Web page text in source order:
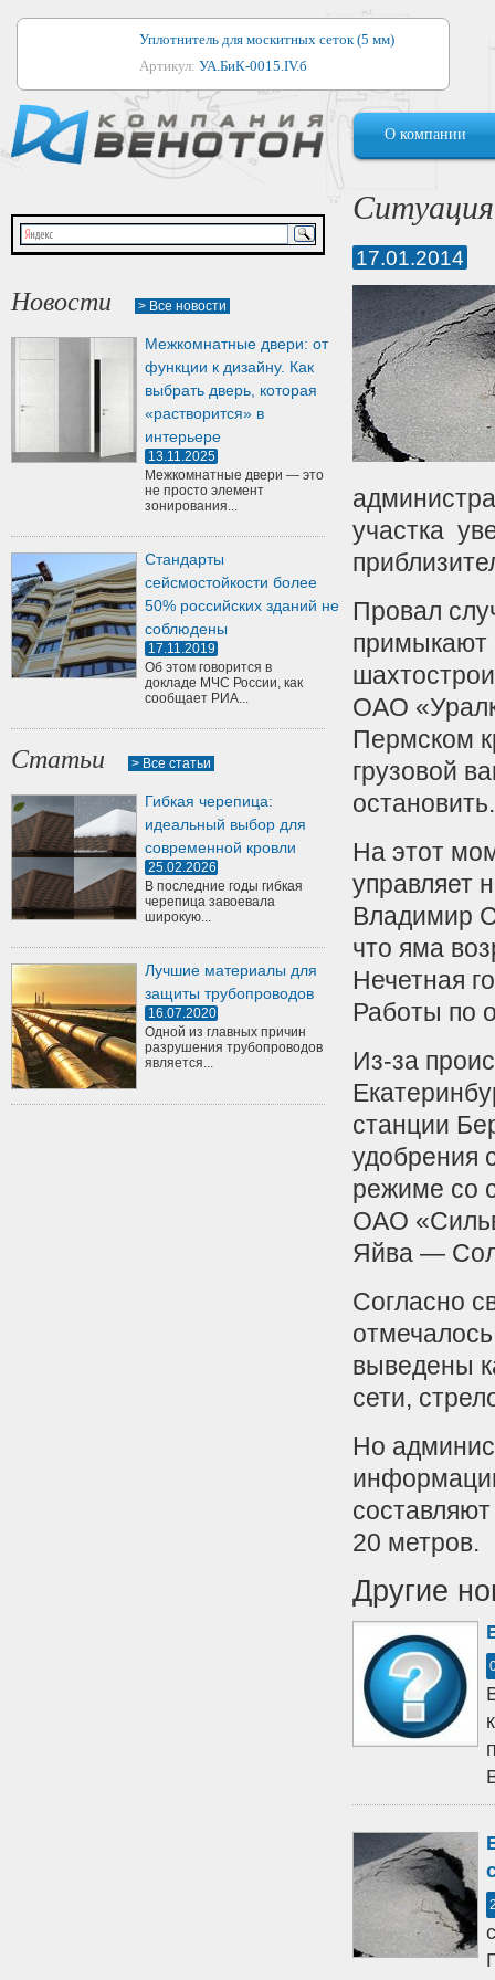
Уплотнитель для москитных сеток (5 мм)
Артикул: УА.БиК-0015.IV.б
Уплотнитель для алюминиевых окон
Артикул:1044
Уплотнитель для деревянных окон
Артикул:УМ.БиК-0062.IV.б
Уплотнитель лоджиевый для (4, 5, 6 мм)
Уплотнитель для деревянных дверей
Артикул:
О компании
Новости > Все новости
Межкомнатные двери: от
функции к дизайну. Как
выбрать дверь, которая
«растворится» в
интерьере
13.11.2025
Межкомнатные двери — это
не просто элемент
зонирования...
Стандарты
сейсмостойкости более
50% российских зданий не
соблюдены
17.11.2019
Об этом говорится в
докладе МЧС России, как
сообщает РИА...
Статьи > Все статьи
Гибкая черепица:
идеальный выбор для
современной кровли
25.02.2026
В последние годы гибкая
черепица завоевала
широкую...
Лучшие материалы для
защиты трубопроводов
16.07.2020
Одной из главных причин
разрушения трубопроводов
является...
Ситуация
17.01.2014
участка
Провал
примыкают
ОАО
Пермском
грузовой
остановить.
На этот
управляет
Владимир
что яма
Нечетная
Работы по
Из-за
станции
удобрения
режиме со
ОАО
Яйва —
Согласно
выведены
сети,
Но
20 метров.
Другие